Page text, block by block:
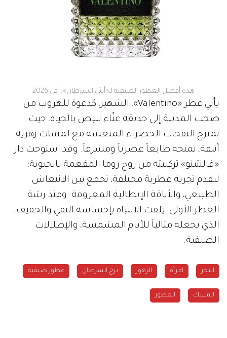
هذه أفضل العطور الصيفية لـ«أنثى السرطان».. في 2026
يأتي عطر «Valentino»، الشهير، كدعوة للهروب من
صخب المدينة إلى حديقة غنّاء تنبض بالحياة، حيث
تمتزج النفحات الخضراء المنعشة مع لمسات زهرية
أنيقة، تمنحه طابعاً عصرياً ومشرقاً. وقد استوحت دار
«فالنتينو» تركيبته من روح روما المفعمة بالحيوية؛
ليقدم تجربة عطرية مختلفة، تجمع بين الانتعاش
الطبيعي، والأناقة الإيطالية المعروفة. ومنذ رشة
العطر الأولى، يلفت الانتباه بإحساسه النقي والخفيف،
الذي يجعله مثالياً للأيام المشمسة، والإطلالات
الصيفية.
البحر امرأة الزهور برج السرطان عطور صيفية
المسك العطور